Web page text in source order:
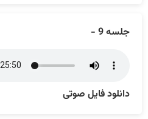
جلسه 9 -
دانلود فایل صوتی